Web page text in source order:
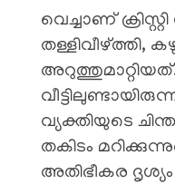
വെച്ചാണ്
തള്ളിവീഴ്ത്തി,
വ്യക്തിയുടെ
തകിടം
അതിഭീകര